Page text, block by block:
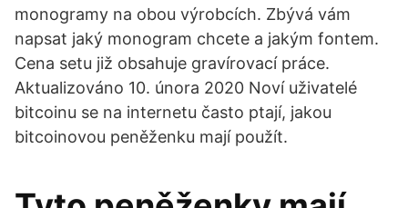
monogramy na obou výrobcích. Zbývá vám
napsat jaký monogram chcete a jakým fontem.
Cena setu již obsahuje gravírovací práce.
Aktualizováno 10. února 2020 Noví uživatelé
bitcoinu se na internetu často ptají, jakou
bitcoinovou peněženku mají použít.